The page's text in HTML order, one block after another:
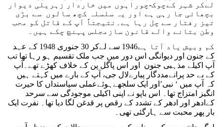
لےکر شہر کےچوک-چوراہوں میں خاردار زہریلی دیوار
بچھائی جا رہی ہے اور یہ سلسلہ کچھ سالوں سے بڑی
تیز رفتار سے چل رہا ہے۔نتیجتاً آپ کے قاتل کو محب
وطن بتانے والے قانون سازمجلس پہنچ چکے ہیں۔
کے جنون اور دیوانگی اس دور میں جب ملک تقسیم ہو رہا تھا تب
آپ اکیلے مذہبی جنون اور اس پاگل پن کے خلاف کھڑے تھے۔آپ
کے بے حد پرانےمددگار پیارےلال جی، آپ کے بارے میں کہتے ہیں
کہ آپ میں ‘ نبی’اور ایک سلجھےہوئےعملی سیاستداں کا حیرت
انگیز امتزاج تھا۔ اس باپو نے اپنی اکیلی موجودگی سے سرحد
کےادھر اور ادھر کے تشدد کے رقص پر قدغن لگا دیا تھا۔ نفرت ایک
بار پھر محبت سے ہارگئی تھی۔